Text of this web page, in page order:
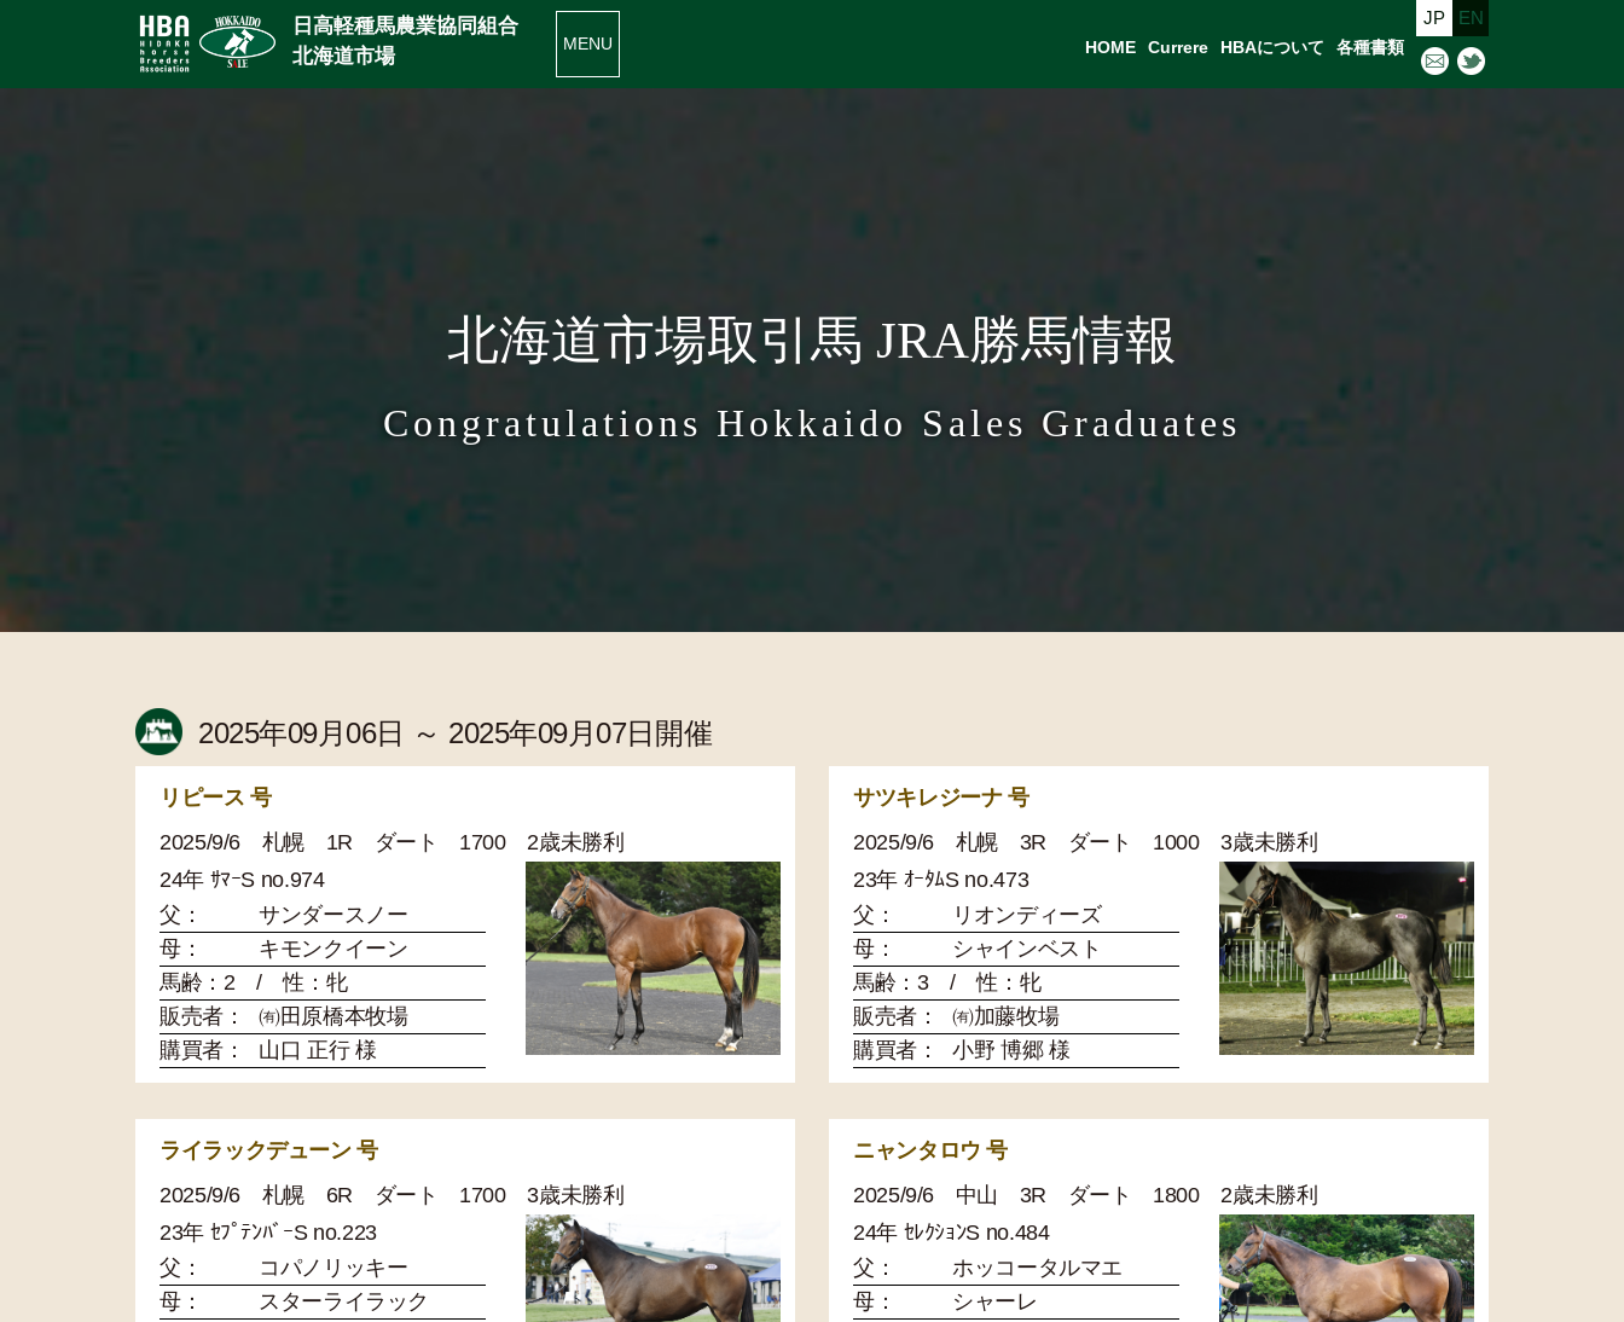
日高軽種馬農業協同組合
北海道市場
MENU
JP EN
HOME Currere HBAについて 各種書類
北海道市場取引馬 JRA勝馬情報
Congratulations Hokkaido Sales Graduates
2025年09月06日 ～ 2025年09月07日開催
リピース 号
2025/9/6 札幌 1R ダート 1700 2歳未勝利
24年 ｻﾏｰS no.974
父：
サンダースノー
母：
キモンクイーン
馬齢：2 / 性：牝
販売者：
㈲田原橋本牧場
購買者：
山口 正行 様
サツキレジーナ 号
2025/9/6 札幌 3R ダート 1000 3歳未勝利
23年 ｵｰﾀﾑS no.473
父：
リオンディーズ
母：
シャインベスト
馬齢：3 / 性：牝
販売者：
㈲加藤牧場
購買者：
小野 博郷 様
ライラックデューン 号
2025/9/6 札幌 6R ダート 1700 3歳未勝利
23年 ｾﾌﾟﾃﾝﾊﾞｰS no.223
父：
コパノリッキー
母：
スターライラック
ニャンタロウ 号
2025/9/6 中山 3R ダート 1800 2歳未勝利
24年 ｾﾚｸｼｮﾝS no.484
父：
ホッコータルマエ
母：
シャーレ